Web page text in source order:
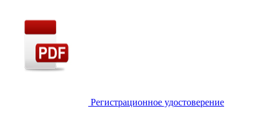
Регистрационное удостоверение